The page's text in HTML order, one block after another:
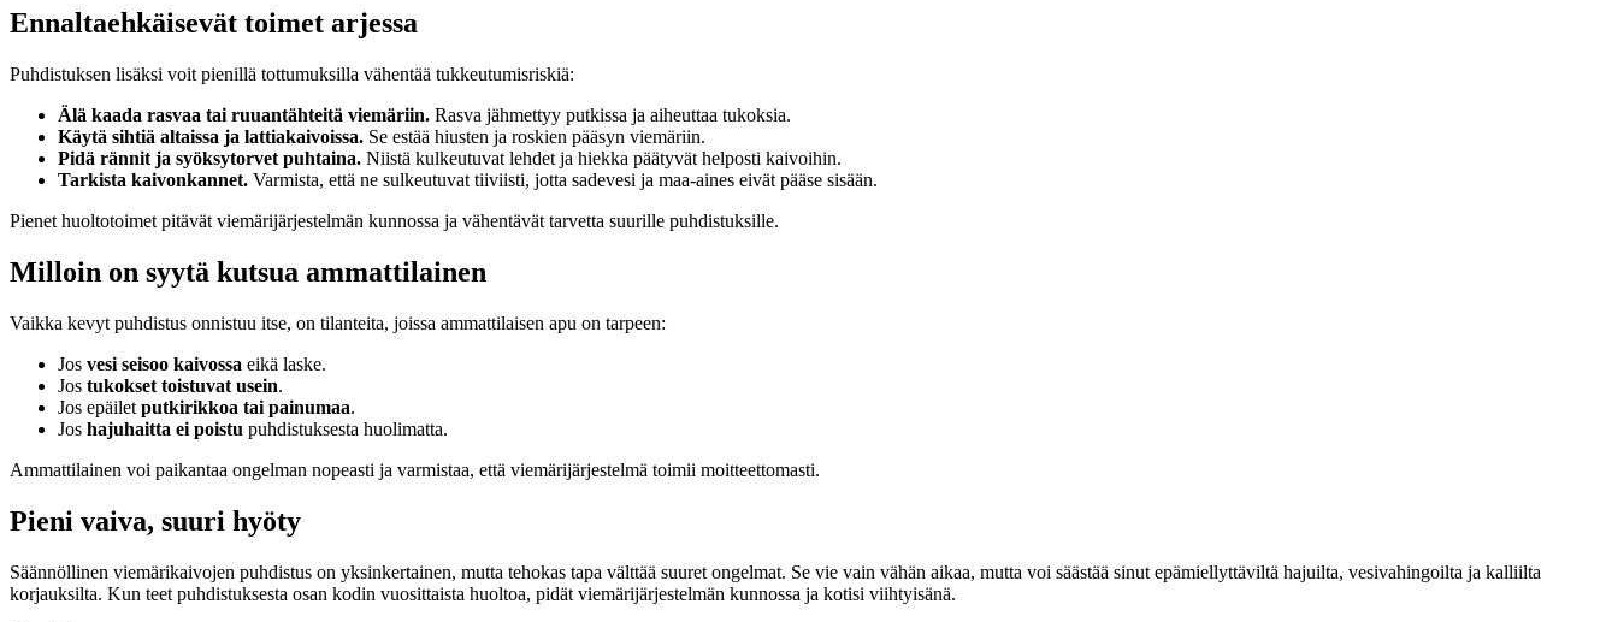
Ennaltaehkäisevät toimet arjessa
Puhdistuksen lisäksi voit pienillä tottumuksilla vähentää tukkeutumisriskiä:
Älä kaada rasvaa tai ruuantähteitä viemäriin. Rasva jähmettyy putkissa ja aiheuttaa tukoksia.
Käytä sihtiä altaissa ja lattiakaivoissa. Se estää hiusten ja roskien pääsyn viemäriin.
Pidä rännit ja syöksytorvet puhtaina. Niistä kulkeutuvat lehdet ja hiekka päätyvät helposti kaivoihin.
Tarkista kaivonkannet. Varmista, että ne sulkeutuvat tiiviisti, jotta sadevesi ja maa-aines eivät pääse sisään.
Pienet huoltotoimet pitävät viemärijärjestelmän kunnossa ja vähentävät tarvetta suurille puhdistuksille.
Milloin on syytä kutsua ammattilainen
Vaikka kevyt puhdistus onnistuu itse, on tilanteita, joissa ammattilaisen apu on tarpeen:
Jos vesi seisoo kaivossa eikä laske.
Jos tukokset toistuvat usein.
Jos epäilet putkirikkoa tai painumaa.
Jos hajuhaitta ei poistu puhdistuksesta huolimatta.
Ammattilainen voi paikantaa ongelman nopeasti ja varmistaa, että viemärijärjestelmä toimii moitteettomasti.
Pieni vaiva, suuri hyöty
Säännöllinen viemärikaivojen puhdistus on yksinkertainen, mutta tehokas tapa välttää suuret ongelmat. Se vie vain vähän aikaa, mutta voi säästää sinut epämiellyttäviltä hajuilta, vesivahingoilta ja kalliilta
korjauksilta. Kun teet puhdistuksesta osan kodin vuosittaista huoltoa, pidät viemärijärjestelmän kunnossa ja kotisi viihtyisänä.